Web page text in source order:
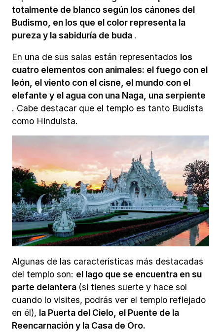
totalmente de blanco según los cánones del
Budismo, en los que el color representa la
pureza y la sabiduría de buda .
En una de sus salas están representados los
cuatro elementos con animales: el fuego con el
león, el viento con el cisne, el mundo con el
elefante y el agua con una Naga, una serpiente
. Cabe destacar que el templo es tanto Budista
como Hinduista.
Algunas de las características más destacadas
del templo son: el lago que se encuentra en su
parte delantera (si tienes suerte y hace sol
cuando lo visites, podrás ver el templo reflejado
en él), la Puerta del Cielo, el Puente de la
Reencarnación y la Casa de Oro.